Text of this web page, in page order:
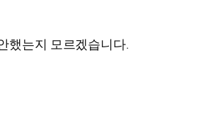
했는지 모르겠습니다.